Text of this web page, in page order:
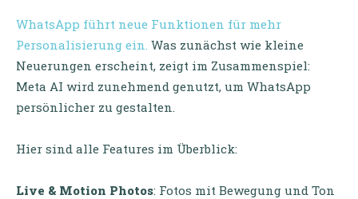
WhatsApp führt neue Funktionen für mehr
Personalisierung ein. Was zunächst wie kleine
Neuerungen erscheint, zeigt im Zusammenspiel:
Meta AI wird zunehmend genutzt, um WhatsApp
persönlicher zu gestalten.
Hier sind alle Features im Überblick:
Live & Motion Photos: Fotos mit Bewegung und Ton